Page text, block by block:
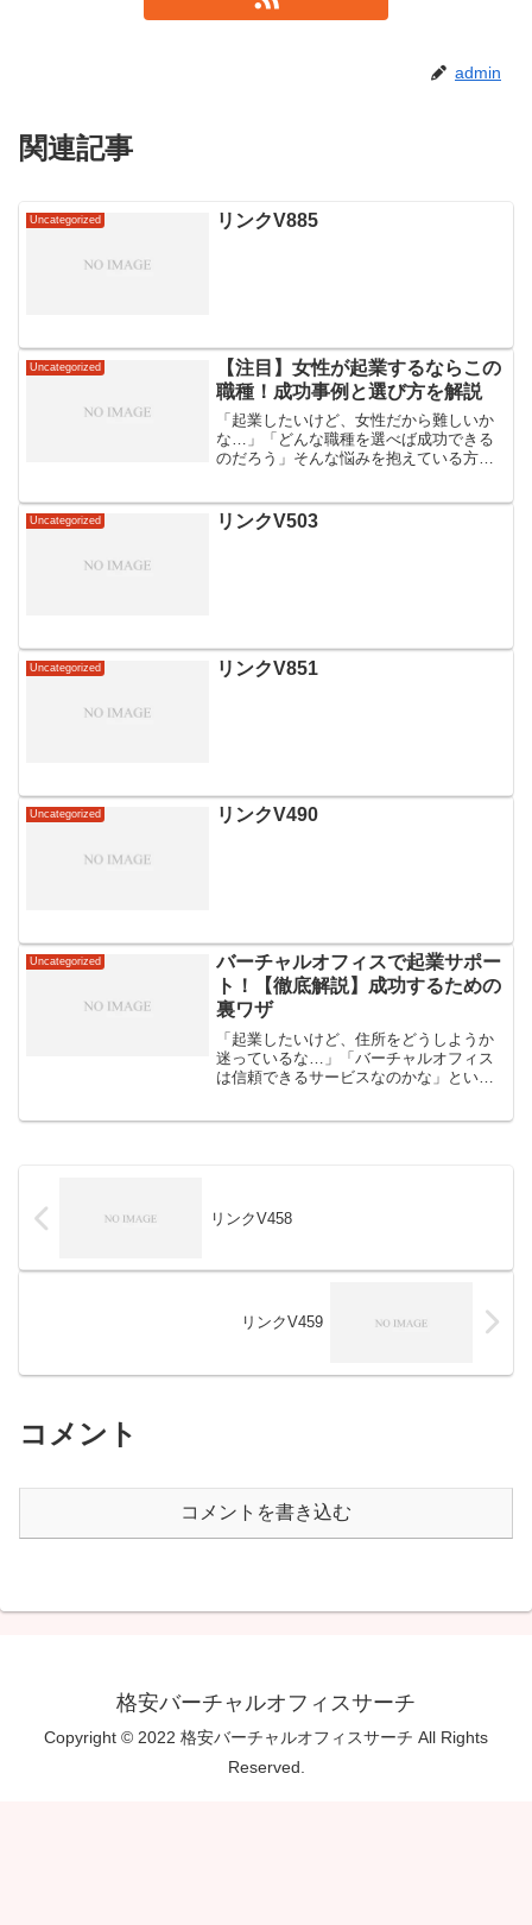
admin
関連記事
Uncategorized リンクV885
Uncategorized
【注目】女性が起業するならこの
職種！成功事例と選び方を解説
「起業したいけど、女性だから難しいか
な…」「どんな職種を選べば成功できる
のだろう」そんな悩みを抱えている方も
関係なく活躍できるビジネスの選択肢が
広がっています。自分の得...
Uncategorized リンクV503
Uncategorized リンクV851
Uncategorized リンクV490
Uncategorized
バーチャルオフィスで起業サポー
ト！【徹底解説】成功するための
裏ワザ
「起業したいけど、住所をどうしようか
迷っているな…」「バーチャルオフィス
は信頼できるサービスなのかな」といっ
リンクV458
リンクV459
コメント
コメントを書き込む
格安バーチャルオフィスサーチ
Copyright © 2022 格安バーチャルオフィスサーチ All Rights
Reserved.